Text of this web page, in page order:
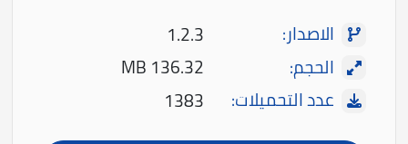
الاصدار:
1.2.3
الحجم:
136.32 MB
عدد التحميلات:
1383